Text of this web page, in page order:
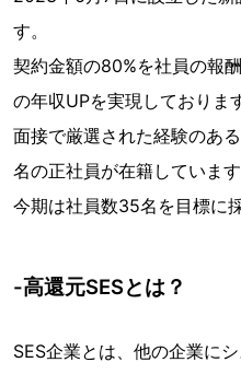
す。
契約金額の80%を社員の報
の年収UPを実現しておりま
面接で厳選された経験のあ
名の正社員が在籍しています
今期は社員数35名を目標に
-高還元SESとは？
SES企業とは、他の企業に